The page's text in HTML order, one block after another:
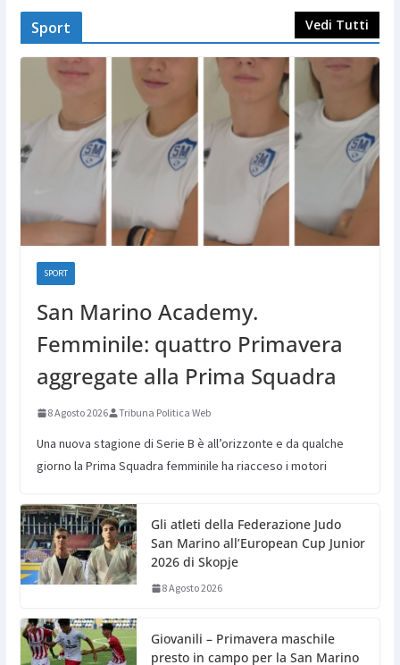
Sport Vedi Tutti
SPORT
San Marino Academy.
Femminile: quattro Primavera
aggregate alla Prima Squadra
8 Agosto 2026 Tribuna Politica Web
Una nuova stagione di Serie B è all’orizzonte e da qualche
giorno la Prima Squadra femminile ha riacceso i motori
Gli atleti della Federazione Judo
San Marino all’European Cup Junior
2026 di Skopje
8 Agosto 2026
Giovanili – Primavera maschile
presto in campo per la San Marino